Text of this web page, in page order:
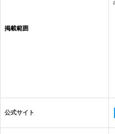
掲載範囲
公式サイト